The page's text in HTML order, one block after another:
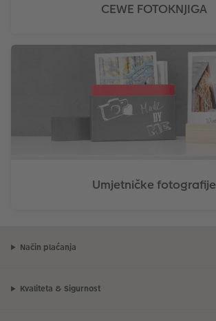
CEWE FOTOKNJIGA
Umjetničke fotografije
Način plaćanja
Kvaliteta & Sigurnost